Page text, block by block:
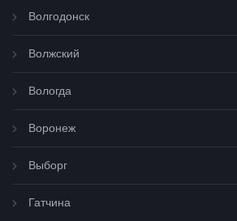
Волгодонск
Волжский
Вологда
Воронеж
Выборг
Гатчина